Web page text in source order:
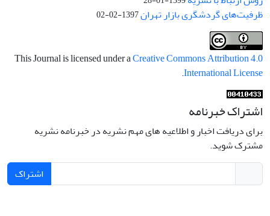
ظرفیت‌های گردشگری بازار تهران1397-02-02
This Journal is licensed under aCreative Commons Attribution 4.0
International License
.
اشتراک خبرنامه
برای دریافت اخبار و اطلاعیه های مهم نشریه در خبرنامه نشریه
مشترک شوید.
اشتراک